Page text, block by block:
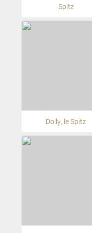
Spitz
Dolly, le Spitz